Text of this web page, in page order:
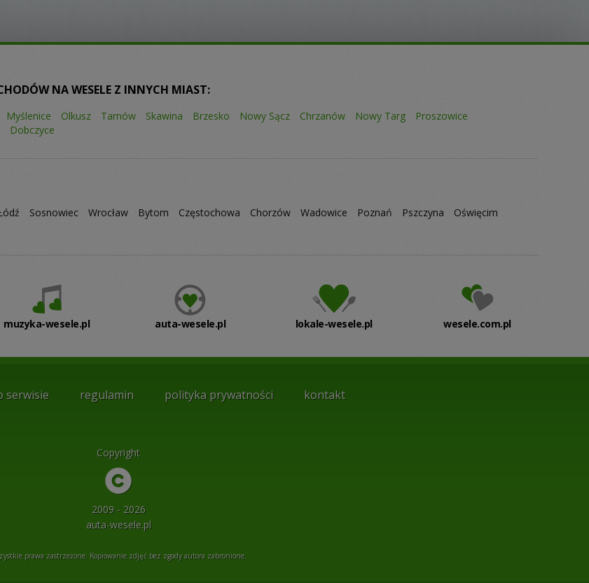
NA WESELE Z INNYCH MIAST:
Myślenice Olkusz Tarnów Skawina Brzesko Nowy Sącz Chrzanów Nowy Targ
Proszowice
Dobczyce
Sosnowiec Wrocław Bytom Częstochowa Chorzów Wadowice Poznań Pszczyna
Oświęcim
muzyka-wesele.pl auta-wesele.pl lokale-wesele.pl wesele.com.pl
serwisie regulamin polityka prywatności kontakt
Copyright
2009 - 2026
auta-wesele.pl
prawa zastrzeżone. Kopiowanie zdjęć bez zgody autora zabronione.